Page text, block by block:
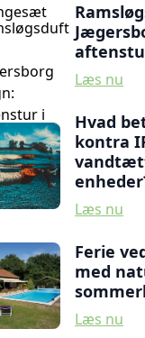
Læs nu
Hvad
kontra
Læs nu
Ferie
med
Læs nu